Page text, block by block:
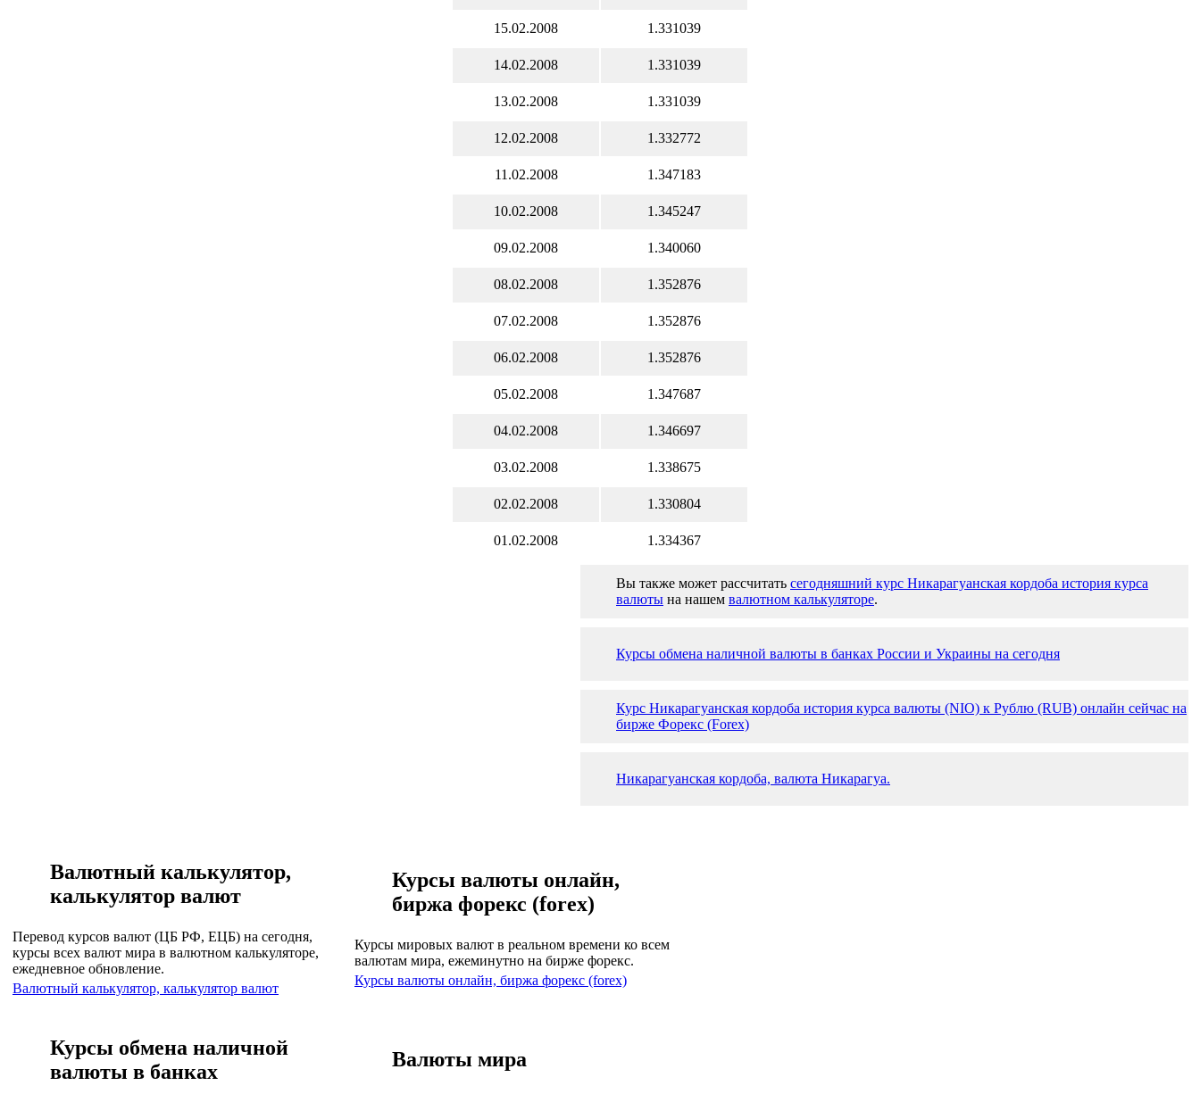
15.02.2008 1.331039
14.02.2008 1.331039
13.02.2008 1.331039
12.02.2008 1.332772
11.02.2008 1.347183
10.02.2008 1.345247
09.02.2008 1.340060
08.02.2008 1.352876
07.02.2008 1.352876
06.02.2008 1.352876
05.02.2008 1.347687
04.02.2008 1.346697
03.02.2008 1.338675
02.02.2008 1.330804
01.02.2008 1.334367
Вы также может рассчитать сегодняшний курс Никарагуанская кордоба история курса
валюты на нашем валютном калькуляторе.
Курсы обмена наличной валюты в банках России и Украины на сегодня
Курс Никарагуанская кордоба история курса валюты (NIO) к Рублю (RUB) онлайн сейчас на
бирже Форекс (Forex)
Никарагуанская кордоба, валюта Никарагуа.
Валютный калькулятор,
калькулятор валют
Перевод курсов валют (ЦБ РФ, ЕЦБ) на сегодня,
курсы всех валют мира в валютном калькуляторе,
ежедневное обновление.
Валютный калькулятор, калькулятор валют
Курсы валюты онлайн,
биржа форекс (forex)
Курсы мировых валют в реальном времени ко всем
валютам мира, ежеминутно на бирже форекс.
Курсы валюты онлайн, биржа форекс (forex)
Курсы обмена наличной
валюты в банках
Валюты мира